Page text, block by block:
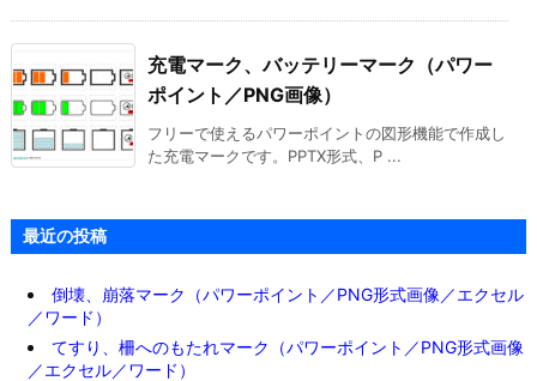
充電マーク、バッテリーマーク（パワー
ポイント／PNG画像）
フリーで使えるパワーポイントの図形機能で作成し
た充電マークです。PPTX形式、P ...
最近の投稿
倒壊、崩落マーク（パワーポイント／PNG形式画像／エクセル
／ワード）
てすり、柵へのもたれマーク（パワーポイント／PNG形式画像
／エクセル／ワード）